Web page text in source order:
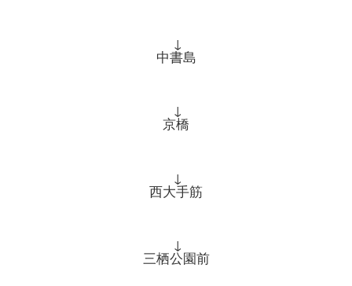
↓
中書島
↓
京橋
↓
西大手筋
↓
三栖公園前